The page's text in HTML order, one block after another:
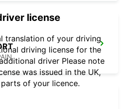
license
translation of your driving
driving license for the
driver Please note
was issued in the UK,
of your licence.